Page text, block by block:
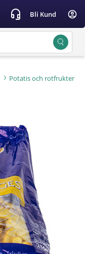
headset_mic Bli Kund account_circle
Potatis och rotfrukter